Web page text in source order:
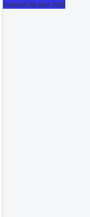
mercredi 26 août 2026